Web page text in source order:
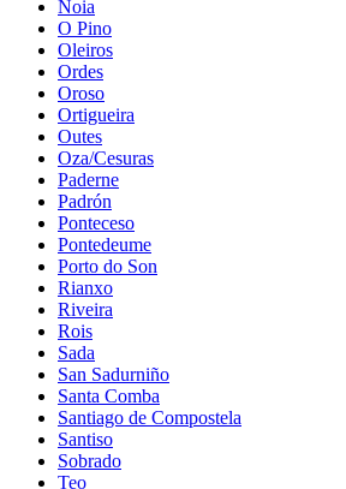
Noia
O Pino
Oleiros
Ordes
Oroso
Ortigueira
Outes
Oza/Cesuras
Paderne
Padrón
Ponteceso
Pontedeume
Porto do Son
Rianxo
Riveira
Rois
Sada
San Sadurniño
Santa Comba
Santiago de Compostela
Santiso
Sobrado
Teo